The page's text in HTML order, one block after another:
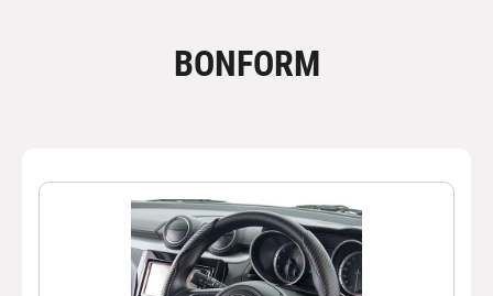
BONFORM